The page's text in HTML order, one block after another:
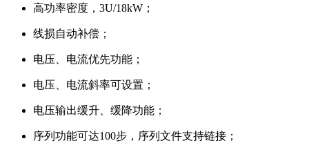
高功率密度，3U/18kW；
线损自动补偿；
电压、电流优先功能；
电压、电流斜率可设置；
电压输出缓升、缓降功能；
序列功能可达100步，序列文件支持链接；